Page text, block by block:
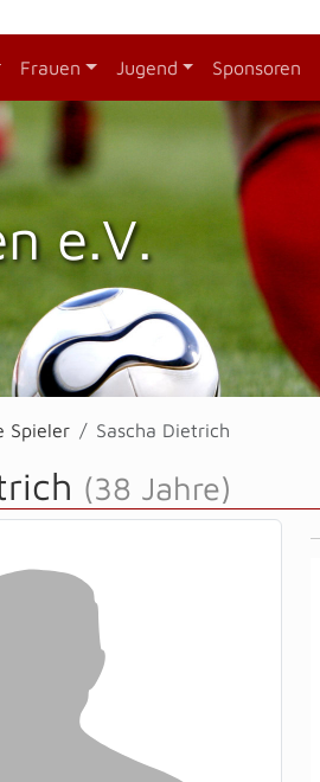
Frauen Jugend Sponsoren
e.V.
Spieler Sascha Dietrich
(38 Jahre)